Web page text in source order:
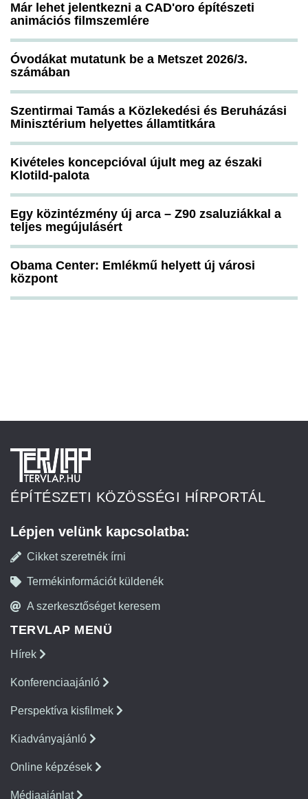
Már lehet jelentkezni a CAD'oro építészeti
animációs filmszemlére
Óvodákat mutatunk be a Metszet 2026/3.
számában
Szentirmai Tamás a Közlekedési és Beruházási
Minisztérium helyettes államtitkára
Kivételes koncepcióval újult meg az északi
Klotild-palota
Egy közintézmény új arca – Z90 zsaluziákkal a
teljes megújulásért
Obama Center: Emlékmű helyett új városi
központ
ÉPÍTÉSZETI KÖZÖSSÉGI HÍRPORTÁL
Lépjen velünk kapcsolatba:
Cikket szeretnék írni
Termékinformációt küldenék
A szerkesztőséget keresem
TERVLAP MENÜ
Hírek
Konferenciaajánló
Perspektíva kisfilmek
Kiadványajánló
Online képzések
Médiaajánlat